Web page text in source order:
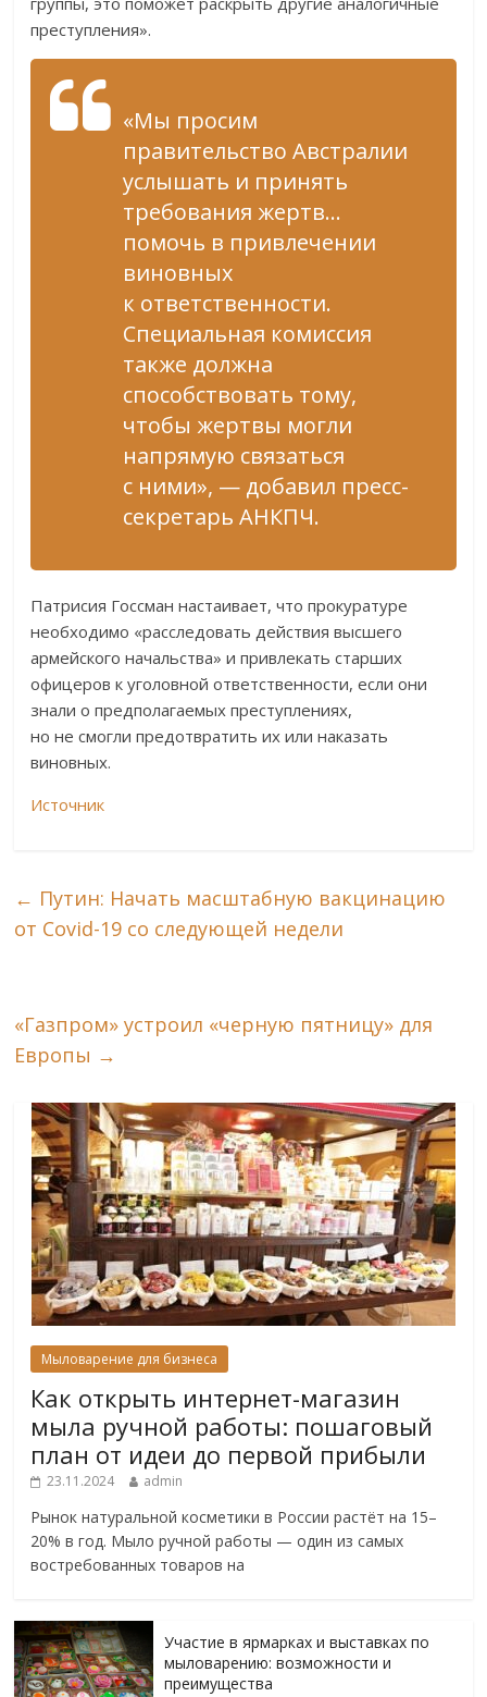
преступления».
«Мы просим
правительство Австралии
услышать и принять
требования жертв…
помочь в привлечении
виновных
к ответственности.
Специальная комиссия
также должна
способствовать тому,
чтобы жертвы могли
напрямую связаться
с ними», — добавил пресс-
секретарь АНКПЧ.
Патрисия Госсман настаивает, что прокуратуре
необходимо «расследовать действия высшего
армейского начальства» и привлекать старших
офицеров к уголовной ответственности, если они
знали о предполагаемых преступлениях,
но не смогли предотвратить их или наказать
виновных.
Источник
← Путин: Начать масштабную вакцинацию
от Covid-19 со следующей недели
«Газпром» устроил «черную пятницу» для
Европы →
Мыловарение для бизнеса
Как открыть интернет-магазин
мыла ручной работы: пошаговый
план от идеи до первой прибыли
23.11.2024 admin
Рынок натуральной косметики в России растёт на 15–
20% в год. Мыло ручной работы — один из самых
востребованных товаров на
Участие в ярмарках и выставках по
мыловарению: возможности и
преимущества